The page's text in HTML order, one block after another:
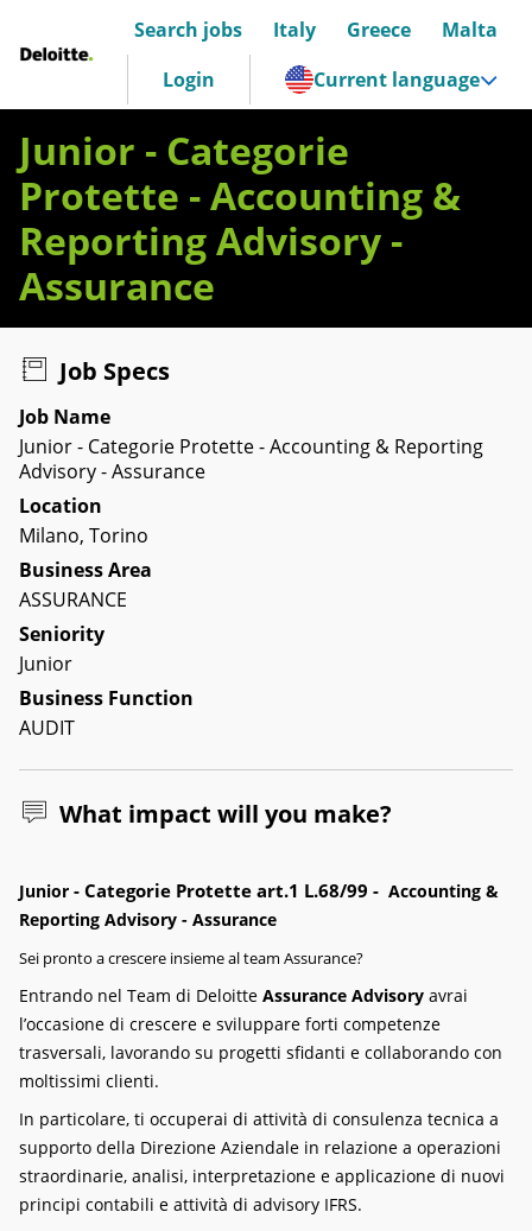
Deloitte Italia
Search jobs Italy Greece
Malta
Login
Current language
Junior - Categorie
Protette - Accounting &
Reporting Advisory -
Assurance
Job Specs
Job Name
Junior - Categorie Protette - Accounting & Reporting
Advisory - Assurance
Location
Milano, Torino
Business Area
ASSURANCE
Seniority
Junior
Business Function
AUDIT
What impact will you make?
Junior - Categorie Protette art.1 L.68/99 - Accounting &
Reporting Advisory - Assurance
Sei pronto a crescere insieme al team Assurance?
Entrando nel Team di Deloitte Assurance Advisory avrai
l’occasione di crescere e sviluppare forti competenze
trasversali, lavorando su progetti sfidanti e collaborando con
moltissimi clienti.
In particolare, ti occuperai di attività di consulenza tecnica a
supporto della Direzione Aziendale in relazione a operazioni
straordinarie, analisi, interpretazione e applicazione di nuovi
principi contabili e attività di advisory IFRS.